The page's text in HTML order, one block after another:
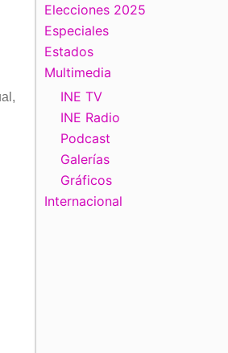
Elecciones 2025
Especiales
Estados
Multimedia
INE TV
INE Radio
Podcast
Galerías
Gráficos
Internacional